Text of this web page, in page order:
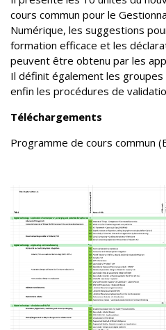
cours commun pour le
Numérique, les suggestions
formation efficace et les
peuvent être obtenu par les
Il définit également les
enfin les procédures de
Téléchargements
Programme de cours commun